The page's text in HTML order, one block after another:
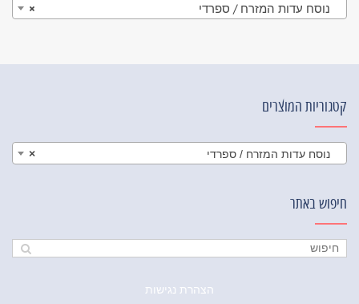
× נוסח עדות המזרח / ספרדי
קטגוריות המוצרים
× נוסח עדות המזרח / ספרדי
חיפוש באתר
הצהרת נגישות